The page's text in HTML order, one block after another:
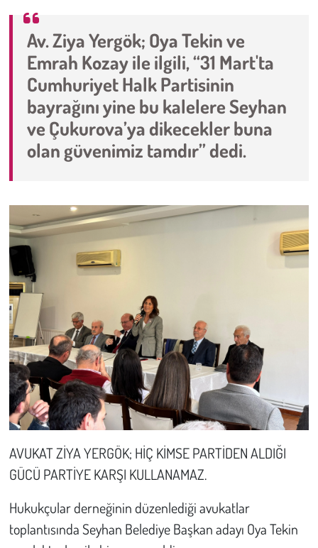
Av. Ziya Yergök; Oya Tekin ve
Emrah Kozay ile ilgili, “31 Mart'ta
Cumhuriyet Halk Partisinin
bayrağını yine bu kalelere Seyhan
ve Çukurova’ya dikecekler buna
olan güvenimiz tamdır” dedi.
AVUKAT ZİYA YERGÖK; HİÇ KİMSE PARTİDEN ALDIĞI
GÜCÜ PARTİYE KARŞI KULLANAMAZ.
Hukukçular derneğinin düzenlediği avukatlar
toplantısında Seyhan Belediye Başkan adayı Oya Tekin
Çevre
Galeri
Günün İçinden
Vefat İlanları
Hukuk
Son Dakika
Kent
Eğlence